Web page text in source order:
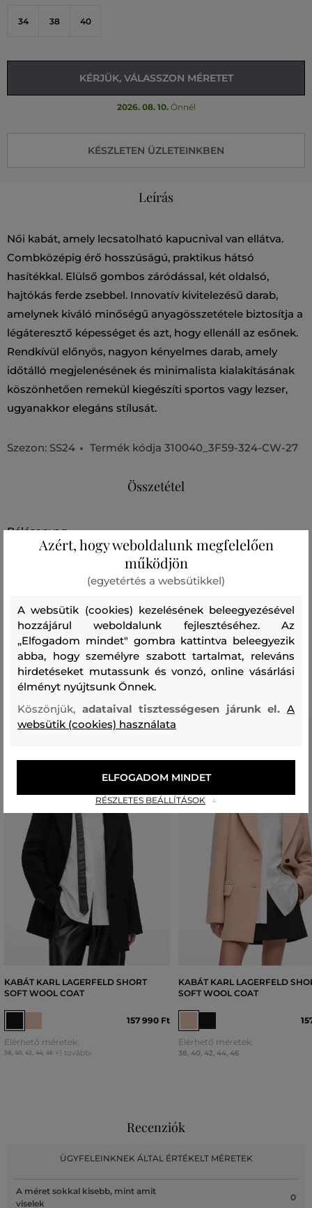
34 38 40
KÉRJÜK, VÁLASSZON MÉRETET
2026. 08. 10.Önnél
KÉSZLETEN ÜZLETEINKBEN
Leírás
Női kabát, amely lecsatolható kapucnival van ellátva.
Combközépig érő hosszúságú, praktikus hátsó
hasítékkal. Elülső gombos záródással, két oldalsó,
hajtókás ferde zsebbel. Innovatív kivitelezésű darab,
amelynek kiváló minőségű anyagösszetétele biztosítja a
légáteresztő képességet és azt, hogy ellenáll az esőnek.
Rendkívül előnyös, nagyon kényelmes darab, amely
időtálló megjelenésének és minimalista kialakításának
köszönhetően remekül kiegészíti sportos vagy lezser,
ugyanakkor elegáns stílusát.
Szezon: SS24 Termék kódja 310040_3F59-324-CW-27
Összetétel
bélésanyag
POLIÉSZTER
PAMUT
70 %
POLIAMID
30 %
Ajánlott termékek
KABÁT KARL LAGERFELD SHORT
SOFT WOOL COAT
157 990 Ft
Elérhető méretek:
38, 40, 42, 44, 46 +1 további
KABÁT KARL LAGERFELD
SOFT WOOL COAT
Elérhető méretek:
38, 40, 42, 44, 46
Recenziók
ÜGYFELEINKNEK ÁLTAL ÉRTÉKELT MÉRETEK
A méret sokkal kisebb, mint amit
viselek
0
Azért, hogy weboldalunk megfelelően
működjön
(egyetértés a websütikkel)
A websütik (cookies) kezelésének beleegyezésével
hozzájárul weboldalunk fejlesztéséhez. Az
„Elfogadom mindet" gombra kattintva beleegyezik
abba, hogy személyre szabott tartalmat, releváns
hirdetéseket mutassunk és vonzó, online vásárlási
élményt nyújtsunk Önnek.
Köszönjük, adataival tisztességesen járunk el.A
websütik (cookies) használata
RÉSZLETES BEÁLLÍTÁSOK
ELFOGADOM MINDET